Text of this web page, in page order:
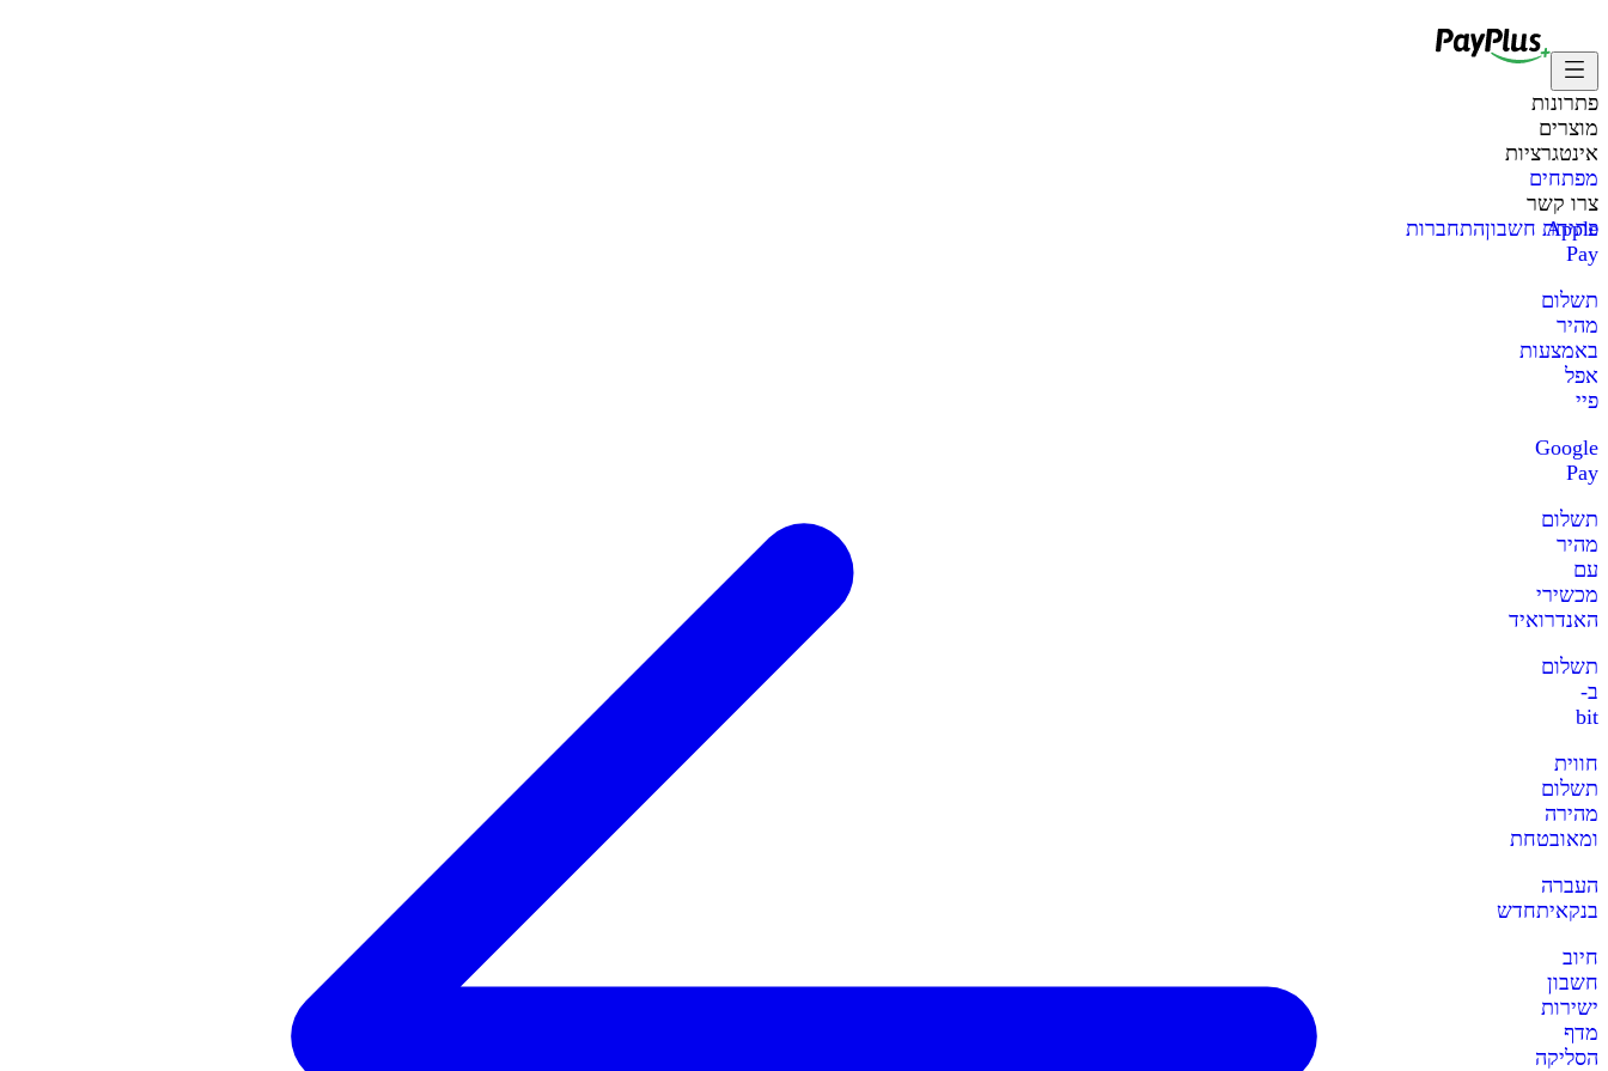
פתרונות
מוצרים
אינטגרציות
מפתחים
צרו קשר
Apple
Pay
תשלום
מהיר
באמצעות
אפל
פיי
Google
Pay
תשלום
מהיר
עם
מכשירי
האנדרואיד
תשלום
ב-
bit
חווית
תשלום
מהירה
ומאובטחת
העברה
בנקאיתחדש
חיוב
חשבון
ישירות
מדף
הסליקה
פתיחת חשבוןהתחברות